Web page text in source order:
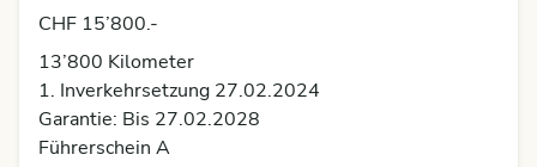
CHF 15’800.-
13’800 Kilometer
1. Inverkehrsetzung 27.02.2024
Garantie: Bis 27.02.2028
Führerschein A